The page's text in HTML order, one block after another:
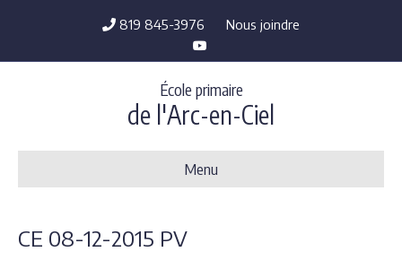
819 845-3976
Nous joindre
Y
o
u
u
e
École primaire
de l'Arc-en-Ciel
Menu
CE 08-12-2015 PV